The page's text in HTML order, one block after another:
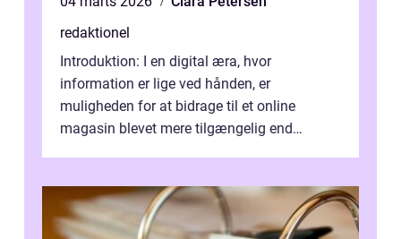
redaktionel
Introduktion: I en digital æra, hvor
information er lige ved hånden, er
muligheden for at bidrage til et online
magasin blevet mere tilgængelig end